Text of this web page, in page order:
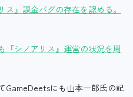
』課金バグの存在を認める。
『シノアリス』運営の状況を周
GameDeetsにも山本一郎氏の記